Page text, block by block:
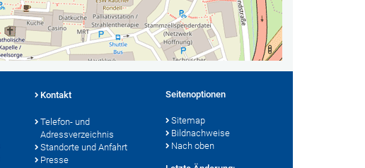
Kontakt
Telefon- und
Adressverzeichnis
Standorte und Anfahrt
Presse
Seitenoptionen
Sitemap
Bildnachweise
Nach oben